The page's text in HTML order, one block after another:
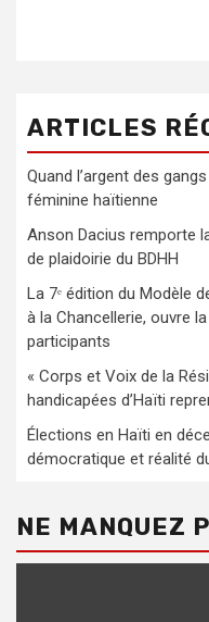
ARTICLES
Quand l’argent des
féminine haïtienne
Anson Dacius remporte
de plaidoirie du BDHH
La 7ᵉ édition du Modèle
à la Chancellerie, ouvre
participants
« Corps et Voix de la
handicapées d’Haïti
Élections en Haïti en
démocratique et réalité
NE MANQUEZ